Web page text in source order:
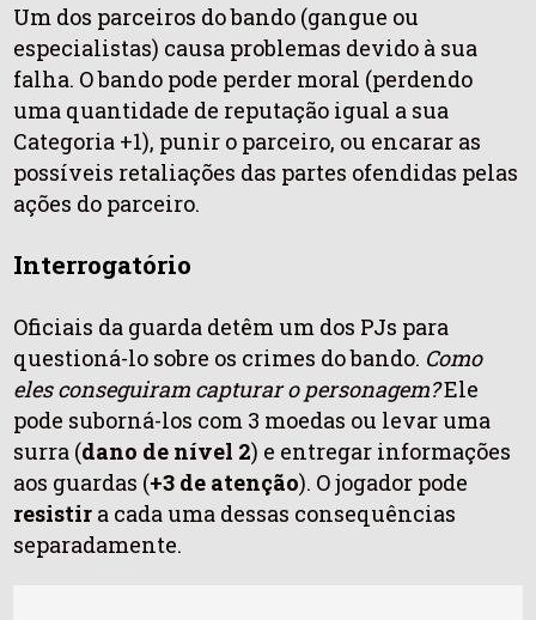
Um dos parceiros do bando (gangue ou
especialistas) causa problemas devido à sua
falha. O bando pode perder moral (perdendo
uma quantidade de reputação igual a sua
Categoria +1), punir o parceiro, ou encarar as
possíveis retaliações das partes ofendidas pelas
ações do parceiro.
Interrogatório
Oficiais da guarda detêm um dos PJs para
questioná-lo sobre os crimes do bando. Como
eles conseguiram capturar o personagem?Ele
pode suborná-los com 3 moedas ou levar uma
surra (dano de nível 2) e entregar informações
aos guardas (+3 de atenção). O jogador pode
resistir a cada uma dessas consequências
separadamente.